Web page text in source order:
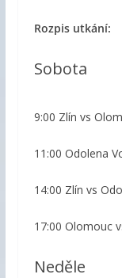
Rozpis utkání:
Sobota
9:00 Zlín vs
11:00 Odolena
14:00 Zlín vs
17:00 Olomouc
Neděle